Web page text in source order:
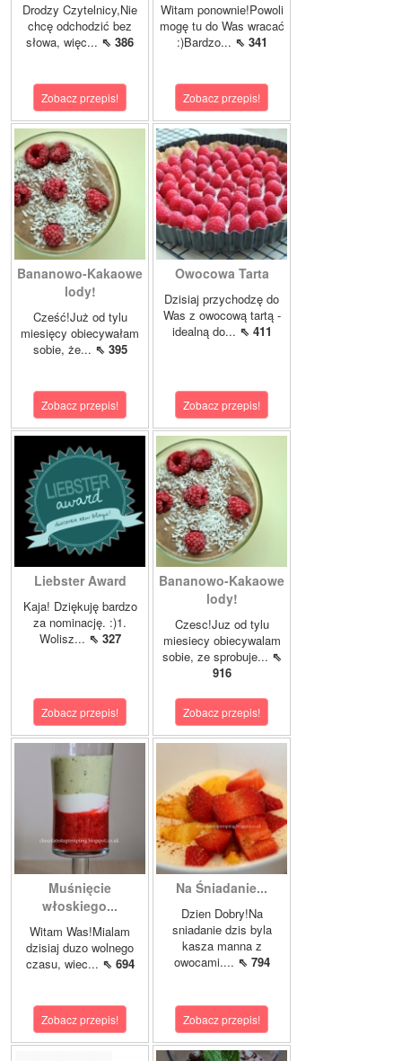
Drodzy Czytelnicy,Nie
chcę odchodzić bez
słowa, więc... ⇖ 386
Zobacz przepis!
Witam ponownie!Powoli
mogę tu do Was wracać
:)Bardzo... ⇖ 341
Zobacz przepis!
Bananowo-Kakaowe
lody!
Cześć!Już od tylu
miesięcy obiecywałam
sobie, że... ⇖ 395
Zobacz przepis!
Owocowa Tarta
Dzisiaj przychodzę do
Was z owocową tartą -
idealną do... ⇖ 411
Zobacz przepis!
Liebster Award
Kaja! Dziękuję bardzo
za nominację. :)1.
Wolisz... ⇖ 327
Zobacz przepis!
Bananowo-Kakaowe
lody!
Czesc!Juz od tylu
miesiecy obiecywalam
sobie, ze sprobuje... ⇖
916
Zobacz przepis!
Muśnięcie
włoskiego...
Witam Was!Mialam
dzisiaj duzo wolnego
czasu, wiec... ⇖ 694
Zobacz przepis!
Na Śniadanie...
Dzien Dobry!Na
sniadanie dzis byla
kasza manna z
owocami.... ⇖ 794
Zobacz przepis!